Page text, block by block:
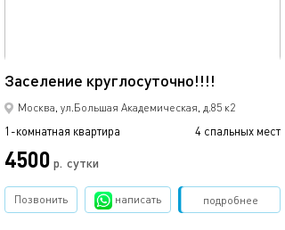
Заселение круглосуточно!!!!
Москва, ул.Большая Академическая, д.85 к2
1-комнатная квартира 4 спальных мест
4500 р. сутки
подробнее
Позвонить написать Забронировать